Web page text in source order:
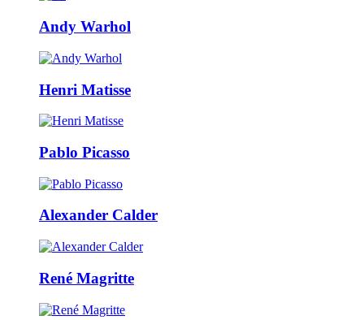
Andy Warhol
Henri Matisse
Pablo Picasso
Alexander Calder
René Magritte